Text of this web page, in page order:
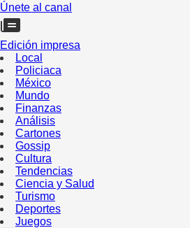
Únete al canal
Edición impresa
Local
Policiaca
México
Mundo
Finanzas
Análisis
Cartones
Gossip
Cultura
Tendencias
Ciencia y Salud
Turismo
Deportes
Juegos